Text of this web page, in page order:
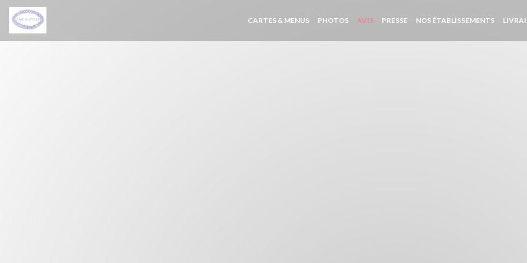
Personnalisation de vos choix en matière de cookies
CARTES & MENUS PHOTOS AVIS PRESSE NOS ÉTABLISSEMENTS